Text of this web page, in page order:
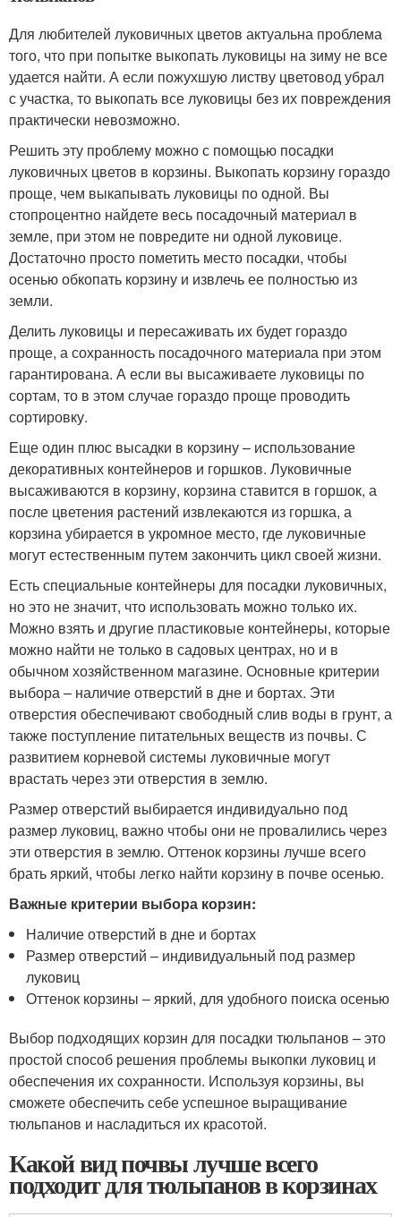
Для любителей луковичных цветов актуальна проблема
того, что при попытке выкопать луковицы на зиму не все
удается найти. А если пожухшую листву цветовод убрал
с участка, то выкопать все луковицы без их повреждения
практически невозможно.
Решить эту проблему можно с помощью посадки
луковичных цветов в корзины. Выкопать корзину гораздо
проще, чем выкапывать луковицы по одной. Вы
стопроцентно найдете весь посадочный материал в
земле, при этом не повредите ни одной луковице.
Достаточно просто пометить место посадки, чтобы
осенью обкопать корзину и извлечь ее полностью из
земли.
Делить луковицы и пересаживать их будет гораздо
проще, а сохранность посадочного материала при этом
гарантирована. А если вы высаживаете луковицы по
сортам, то в этом случае гораздо проще проводить
сортировку.
Еще один плюс высадки в корзину – использование
декоративных контейнеров и горшков. Луковичные
высаживаются в корзину, корзина ставится в горшок, а
после цветения растений извлекаются из горшка, а
корзина убирается в укромное место, где луковичные
могут естественным путем закончить цикл своей жизни.
Есть специальные контейнеры для посадки луковичных,
но это не значит, что использовать можно только их.
Можно взять и другие пластиковые контейнеры, которые
можно найти не только в садовых центрах, но и в
обычном хозяйственном магазине. Основные критерии
выбора – наличие отверстий в дне и бортах. Эти
отверстия обеспечивают свободный слив воды в грунт, а
также поступление питательных веществ из почвы. С
развитием корневой системы луковичные могут
врастать через эти отверстия в землю.
Размер отверстий выбирается индивидуально под
размер луковиц, важно чтобы они не провалились через
эти отверстия в землю. Оттенок корзины лучше всего
брать яркий, чтобы легко найти корзину в почве осенью.
Важные критерии выбора корзин:
Наличие отверстий в дне и бортах
Размер отверстий – индивидуальный под размер
луковиц
Оттенок корзины – яркий, для удобного поиска осенью
Выбор подходящих корзин для посадки тюльпанов – это
простой способ решения проблемы выкопки луковиц и
обеспечения их сохранности. Используя корзины, вы
сможете обеспечить себе успешное выращивание
тюльпанов и насладиться их красотой.
Какой вид почвы лучше всего
подходит для тюльпанов в корзинах